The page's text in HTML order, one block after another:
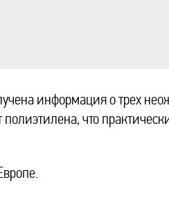
информация о трех
что